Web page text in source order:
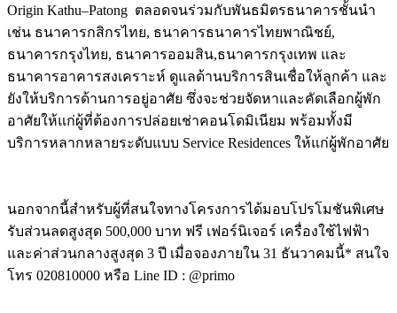
Origin Kathu–Patong ตลอดจนร่วมกับพันธมิตรธนาคารชั้นนำ
เช่น ธนาคารกสิกรไทย, ธนาคารธนาคารไทยพาณิชย์,
ธนาคารกรุงไทย, ธนาคารออมสิน,ธนาคารกรุงเทพ และ
ธนาคารอาคารสงเคราะห์ ดูแลด้านบริการสินเชื่อให้ลูกค้า และ
ยังให้บริการด้านการอยู่อาศัย ซึ่งจะช่วยจัดหาและคัดเลือกผู้พัก
อาศัยให้แก่ผู้ที่ต้องการปล่อยเช่าคอนโดมิเนียม พร้อมทั้งมี
บริการหลากหลายระดับแบบ Service Residences ให้แก่ผู้พักอาศัย
นอกจากนี้สำหรับผู้ที่สนใจทางโครงการได้มอบโปรโมชันพิเศษ
รับส่วนลดสูงสุด 500,000 บาท ฟรี เฟอร์นิเจอร์ เครื่องใช้ไฟฟ้า
และค่าส่วนกลางสูงสุด 3 ปี เมื่อจองภายใน 31 ธันวาคมนี้* สนใจ
โทร 020810000 หรือ Line ID : @primo